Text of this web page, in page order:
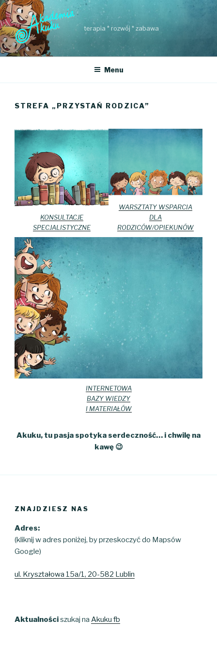
Przejdź
do
treści
terapia * rozwój * zabawa
Menu
STREFA „PRZYSTAŃ RODZICA”
KONSULTACJE
SPECJALISTYCZNE
WARSZTATY WSPARCIA
DLA
RODZICÓW/OPIEKUNÓW
INTERNETOWA
BAZY WIEDZY
I MATERIAŁÓW
Akuku, tu pasja spotyka serdeczność… i chwilę na
kawę 😉
ZNAJDZIESZ NAS
Adres:
(kliknij w adres poniżej, by przeskoczyć do Mapsów
Google)
ul. Kryształowa 15a/1, 20-582 Lublin
Aktualnościszukaj na Akuku fb